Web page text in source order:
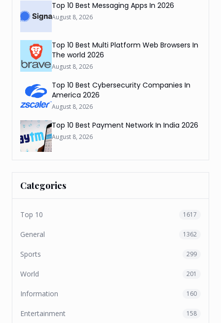
Top 10 Best Messaging Apps In 2026
August 8, 2026
Top 10 Best Multi Platform Web Browsers In
The world 2026
August 8, 2026
Top 10 Best Cybersecurity Companies In
America 2026
August 8, 2026
Top 10 Best Payment Network In India 2026
August 8, 2026
Categories
Top 10 1617
General 1362
Sports 299
World 201
Information 160
Entertainment 158